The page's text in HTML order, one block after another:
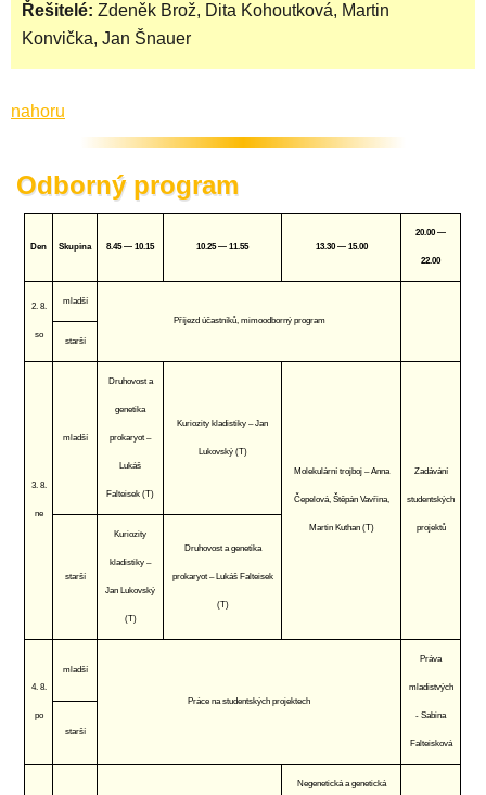
Řešitelé: Zdeněk Brož, Dita Kohoutková, Martin
Konvička, Jan Šnauer
nahoru
Odborný program
Den Skupina 8.45 — 10.15 10.25 — 11.55 13.30 — 15.00
20.00 —
22.00
2. 8.
so
mladší
Příjezd účastníků, mimoodborný program
starší
3. 8.
ne
mladší
Druhovost a
genetika
prokaryot –
Lukáš
Falteisek (T)
Kuriozity kladistiky – Jan
Lukovský (T)
Molekulární trojboj – Anna
Čepelová, Štěpán Vavřina,
Martin Kuthan (T)
Zadávání
studentských
projektů
starší
Kuriozity
kladistiky –
Jan Lukovský
(T)
Druhovost a genetika
prokaryot – Lukáš Falteisek
(T)
4. 8.
po
mladší
Práce na studentských projektech
Práva
mladistvých
- Sabina
Falteisková
starší
Negenetická a genetická